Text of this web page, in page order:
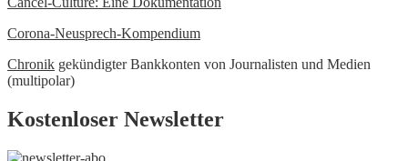
Corona-Neusprech-Kompendium
Chronik gekündigter Bankkonten von Journalisten und Medien
(multipolar)
Kostenloser Newsletter